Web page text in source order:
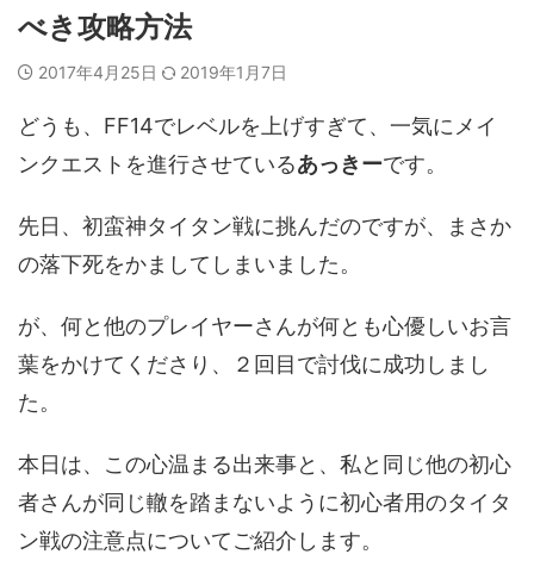
べき攻略方法
2017年4月25日 2019年1月7日
どうも、FF14でレベルを上げすぎて、一気にメイ
ンクエストを進行させているあっきーです。
先日、初蛮神タイタン戦に挑んだのですが、まさか
の落下死をかましてしまいました。
が、何と他のプレイヤーさんが何とも心優しいお言
葉をかけてくださり、２回目で討伐に成功しまし
た。
本日は、この心温まる出来事と、私と同じ他の初心
者さんが同じ轍を踏まないように初心者用のタイタ
ン戦の注意点についてご紹介します。